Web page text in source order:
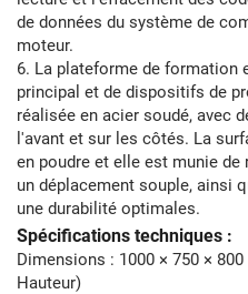
de données du système de
moteur.
6. La plateforme de formation
principal et de dispositifs de
réalisée en acier soudé, avec
l'avant et sur les côtés. La
en poudre et elle est munie
un déplacement souple, ainsi
une durabilité optimales.
Spécifications techniques :
Dimensions : 1000 × 750 ×
Hauteur)